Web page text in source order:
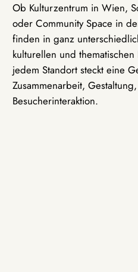
Ob Kulturzentrum in Wien,
oder Community Space in
finden in ganz
kulturellen und thematischen
jedem Standort steckt eine
Zusammenarbeit,
Besucherinteraktion.